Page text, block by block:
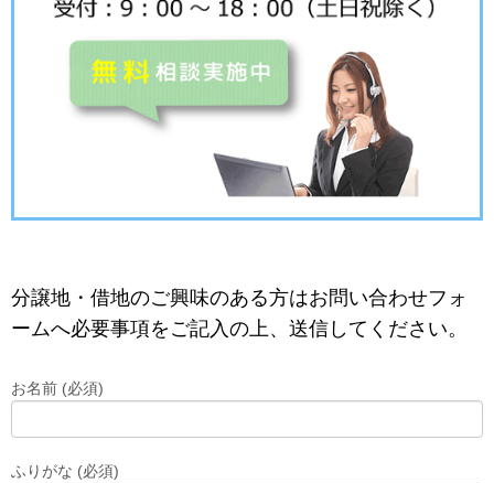
分譲地・借地のご興味のある方はお問い合わせフォ
ームへ必要事項をご記入の上、送信してください。
お名前 (必須)
ふりがな (必須)